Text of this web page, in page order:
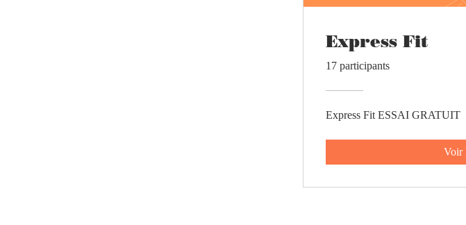
Express Fit
17 participants
Express Fit ESSAI GRATUIT
Voir